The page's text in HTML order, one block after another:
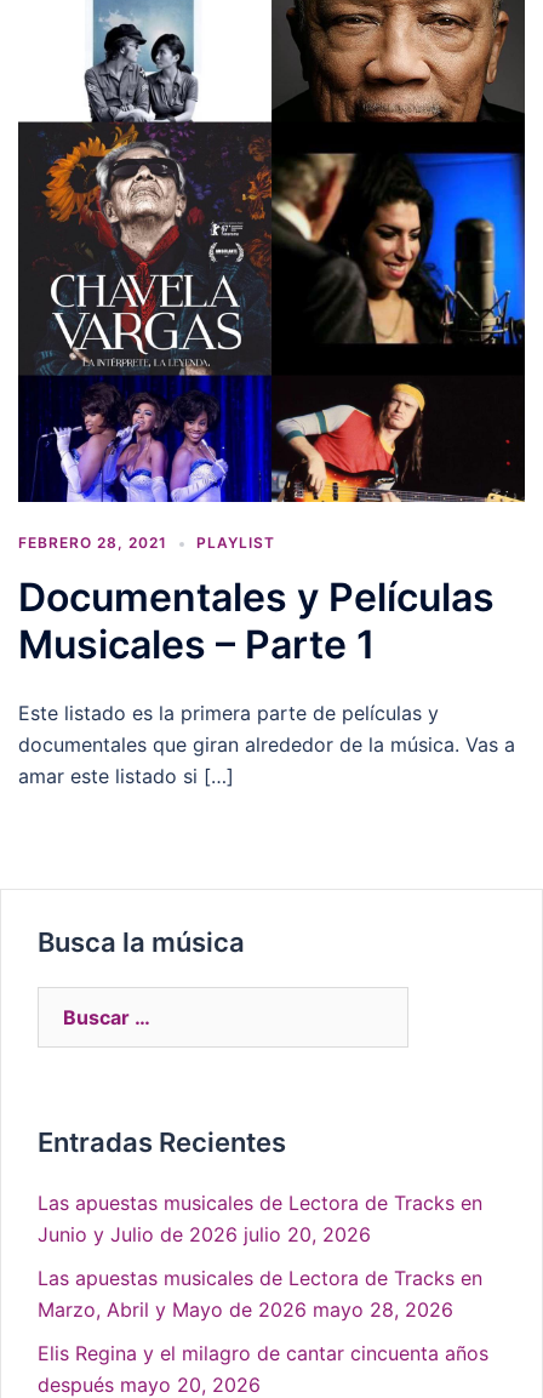
FEBRERO 28, 2021 PLAYLIST
Documentales y Películas
Musicales – Parte 1
Este listado es la primera parte de películas y
documentales que giran alrededor de la música. Vas a
amar este listado si […]
Busca la música
Entradas Recientes
Las apuestas musicales de Lectora de Tracks en
Junio y Julio de 2026 julio 20, 2026
Las apuestas musicales de Lectora de Tracks en
Marzo, Abril y Mayo de 2026 mayo 28, 2026
Elis Regina y el milagro de cantar cincuenta años
después mayo 20, 2026